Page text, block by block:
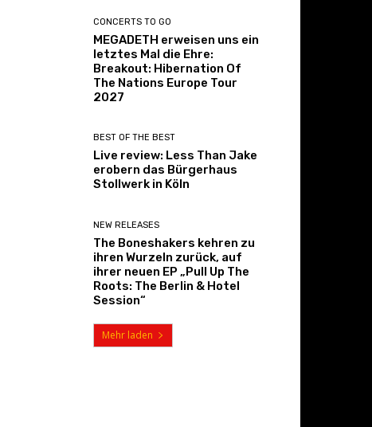
CONCERTS TO GO
MEGADETH erweisen uns ein
letztes Mal die Ehre:
Breakout: Hibernation Of
The Nations Europe Tour
2027
BEST OF THE BEST
Live review: Less Than Jake
erobern das Bürgerhaus
Stollwerk in Köln
NEW RELEASES
The Boneshakers kehren zu
ihren Wurzeln zurück, auf
ihrer neuen EP „Pull Up The
Roots: The Berlin & Hotel
Session“
Mehr laden